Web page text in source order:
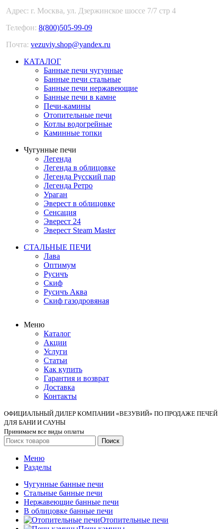
Адрес: г. Москва, ул. Дзержинское шоссе 7/7 стр 4
Телефон: 8(800)505-99-09
Почта: vezuviy.shop@yandex.ru
КАТАЛОГ
Банные печи чугунные
Банные печи стальные
Банные печи нержавеющие
Банные печи в камне
Печи-камины
Отопительные печи
Котлы водогрейные
Каминные топки
Чугунные печи
Легенда
Легенда в облицовке
Легенда Русский пар
Легенда Ретро
Ураган
Эверест в облицовке
Сенсация
Эверест 24
Эверест Steam Master
СТАЛЬНЫЕ ПЕЧИ
Лава
Оптимум
Русичъ
Скиф
Русичъ Аква
Скиф газодровяная
Меню
Каталог
Акции
Услуги
Статьи
Как купить
Гарантия и возврат
Доставка
Контакты
ОФИЦИАЛЬНЫЙ ДИЛЕР КОМПАНИИ «ВЕЗУВИЙ» ПО ПРОДАЖЕ ПЕЧЕЙ
ДЛЯ БАНИ И САУНЫ
Принимаем все виды оплаты
Поиск
Меню
Разделы
Чугунные банные печи
Стальные банные печи
Нержавеющие банные печи
В облицовке банные печи
Отопительные печи